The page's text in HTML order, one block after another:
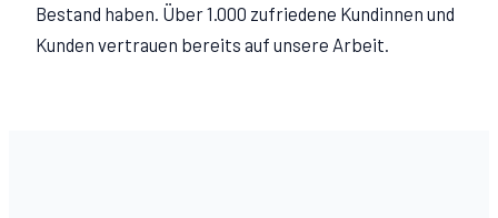
Bestand haben. Über 1.000 zufriedene Kundinnen und
Kunden vertrauen bereits auf unsere Arbeit.